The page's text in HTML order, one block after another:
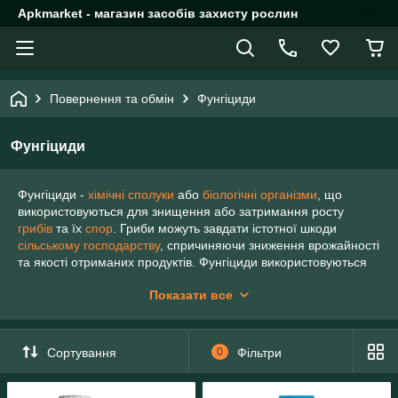
Apkmarket - магазин засобів захисту рослин
Повернення та обмін Фунгіциди
Фунгіциди
Фунгіциди - хімічні сполуки або біологічні організми , що
використовуються для знищення або затримання росту
грибів та їх спор . Гриби можуть завдати істотної шкоди
сільському господарству, спричиняючи зниження врожайності
та якості отриманих продуктів. Фунгіциди використовуються
у тварин. Хімічні речовини, що використовуються
називаються фунгіцидами через використання ооміцетами
подібного до грибів механізму інфікування рослин
Класифікація та види
Залежно від хімічних властивостей фунгіциди бувають:
Показати все
Сортування 0 Фільтри